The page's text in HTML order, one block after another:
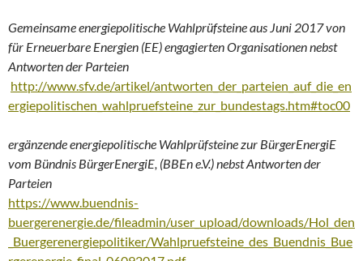
Gemeinsame energiepolitische Wahlprüfsteine aus Juni 2017 von
für Erneuerbare Energien (EE) engagierten Organisationen nebst
Antworten der Parteien
http://www.sfv.de/artikel/antworten_der_parteien_auf_die_en
ergiepolitischen_wahlpruefsteine_zur_bundestags.htm#toc00
ergänzende energiepolitische Wahlprüfsteine zur BürgerEnergiE
vom Bündnis BürgerEnergiE, (BBEn e.V.) nebst Antworten der
Parteien
https://www.buendnis-
buergerenergie.de/fileadmin/user_upload/downloads/Hol_den
_Buergerenergiepolitiker/Wahlpruefsteine_des_Buendnis_Bue